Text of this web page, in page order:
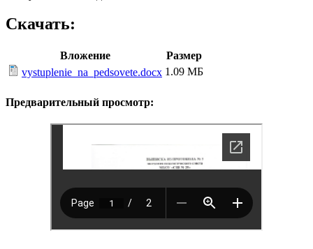
Скачать:
Вложение
Размер
vystuplenie_na_pedsovete.docx 1.09 МБ
Предварительный просмотр: